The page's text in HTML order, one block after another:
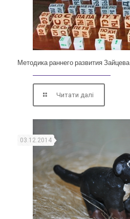
Методика раннего развития Зайцева
Читати далі
03.12.2014